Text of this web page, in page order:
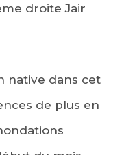
droite Jair
native dans cet
de plus en